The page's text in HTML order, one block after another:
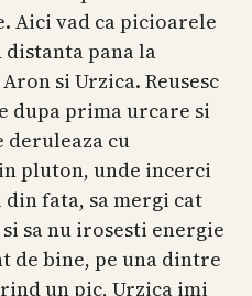
Aici vad ca picioarele
pana la
si Urzica. Reusesc
dupa prima urcare si
cu
pluton, unde incerci
fata, sa mergi cat
sa nu irosesti energie
de bine, pe una dintre
un pic, Urzica imi